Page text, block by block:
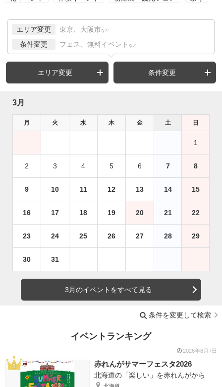
エリア変更 東京、大阪市 など
条件変更 フェス、無料イベント など
エリア変更 条件変更
3月
月 火 水 木 金 土 日
1
2 3 4 5 6 7 8
9 10 11 12 13 14 15
16 17 18 19 20 21 22
23 24 25 26 27 28 29
30 31
3月のイベントをすべて見る
条件を変更して検索
イベントランキング
2026年8月7日
赤れんがサマーフェスタ2026
北海道の「楽しい」を赤れんがから